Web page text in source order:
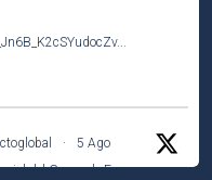
·
5 Ago
del Grupo de Empresas